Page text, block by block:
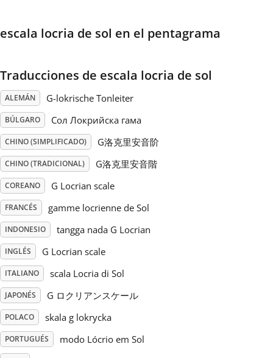
Polski
Português
Svenska
Tiếng Việt
Türkçe
繁體中文
escala locria de sol en el pentagrama
Traducciones de escala locria de sol
ALEMÁN G-lokrische Tonleiter
BÚLGARO Сол Локрийска гама
CHINO (SIMPLIFICADO) G洛克里安音阶
CHINO (TRADICIONAL) G洛克里安音階
COREANO G Locrian scale
FRANCÉS gamme locrienne de Sol
INDONESIO tangga nada G Locrian
INGLÉS G Locrian scale
ITALIANO scala Locria di Sol
JAPONÉS G ロクリアンスケール
POLACO skala g lokrycka
PORTUGUÉS modo Lócrio em Sol